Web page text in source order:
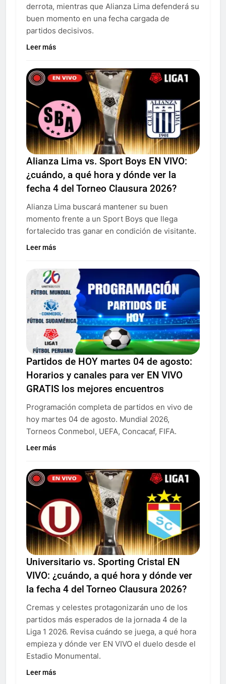
derrota, mientras que Alianza Lima defenderá su
buen momento en una fecha cargada de
partidos decisivos.
Leer más
Alianza Lima vs. Sport Boys EN VIVO:
¿cuándo, a qué hora y dónde ver la
fecha 4 del Torneo Clausura 2026?
Alianza Lima buscará mantener su buen
momento frente a un Sport Boys que llega
fortalecido tras ganar en condición de visitante.
Leer más
Partidos de HOY martes 04 de agosto:
Horarios y canales para ver EN VIVO
GRATIS los mejores encuentros
Programación completa de partidos en vivo de
hoy martes 04 de agosto. Mundial 2026,
Torneos Conmebol, UEFA, Concacaf, FIFA.
Leer más
Universitario vs. Sporting Cristal EN
VIVO: ¿cuándo, a qué hora y dónde ver
la fecha 4 del Torneo Clausura 2026?
Cremas y celestes protagonizarán uno de los
partidos más esperados de la jornada 4 de la
Liga 1 2026. Revisa cuándo se juega, a qué hora
empieza y dónde ver EN VIVO el duelo desde el
Estadio Monumental.
Leer más